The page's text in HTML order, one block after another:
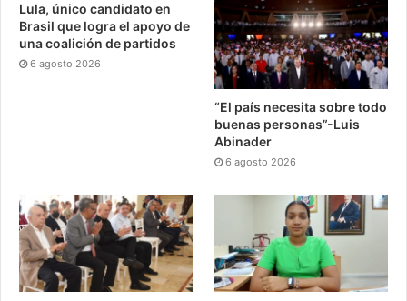
Lula, único candidato en
Brasil que logra el apoyo de
una coalición de partidos
6 agosto 2026
“El país necesita sobre todo
buenas personas”-Luis
Abinader
6 agosto 2026